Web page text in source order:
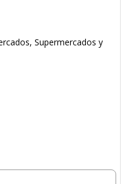
Supermercados y